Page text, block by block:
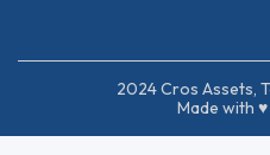
2024 Cros Assets,
Made with